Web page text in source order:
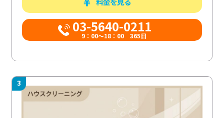
03-5640-0211
9：00～18：00 365日
3